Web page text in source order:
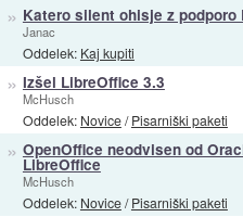
» Katero silent ohisje z podporo
Janac
Oddelek: Kaj kupiti
» Izšel LibreOffice 3.3
McHusch
Oddelek: Novice/Pisarniški paketi
» OpenOffice neodvisen od
LibreOffice
McHusch
Oddelek: Novice/Pisarniški paketi